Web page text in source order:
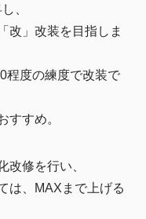
、
改」改装を目指しま
程度の練度で改装で
すすめ。
改修を行い、
は、MAXまで上げる